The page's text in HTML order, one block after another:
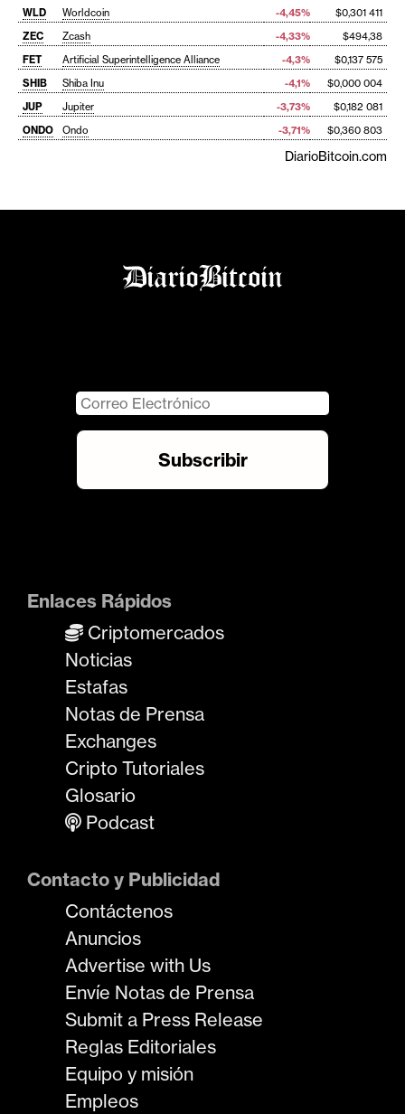
WLD Worldcoin -4,45%
$0,301 411
ZEC
Zcash -4,33%
$494,38
FET
Artificial Superintelligence Alliance -4,3%
$0,137 575
SHIB
Shiba Inu -4,1%
$0,000 004
JUP
Jupiter -3,73%
$0,182 081
ONDO
Ondo -3,71% $0,360 803
DiarioBitcoin.com
Enlaces Rápidos
Criptomercados
Noticias
Estafas
Notas de Prensa
Exchanges
Cripto Tutoriales
Glosario
Podcast
Contacto y Publicidad
Contáctenos
Anuncios
Advertise with Us
Envíe Notas de Prensa
Submit a Press Release
Reglas Editoriales
Equipo y misión
Empleos